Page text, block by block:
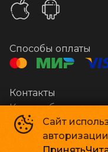
Сайт
Способы оплаты
Контакты
Касса и
Стар